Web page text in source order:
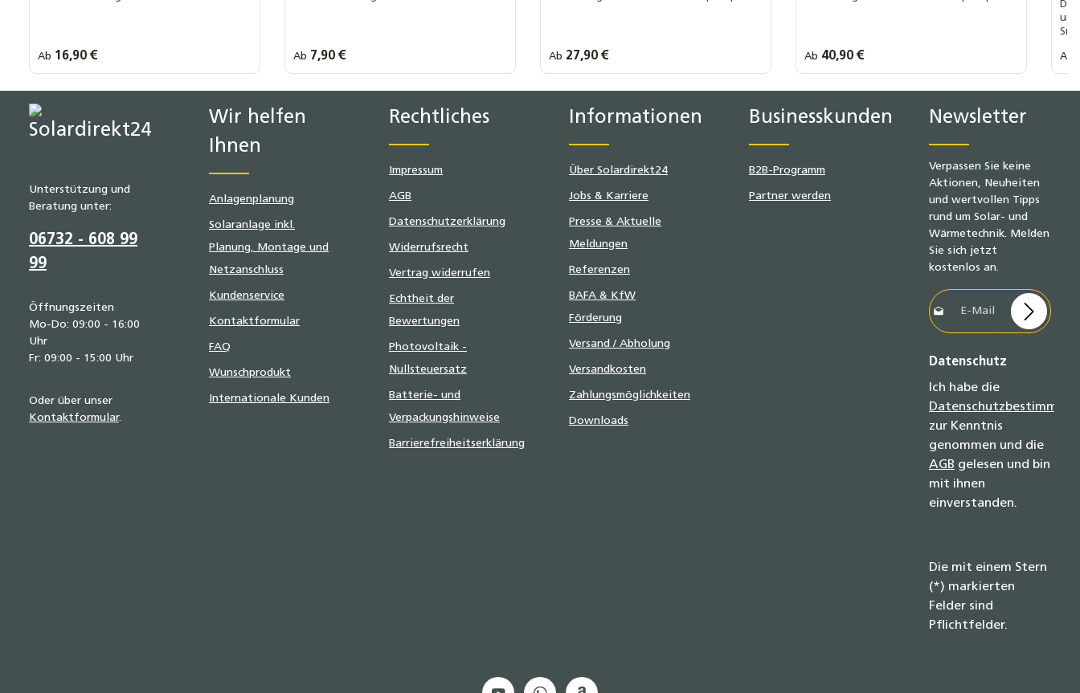
Regulärer Preis:
Ab 16,90 €
Ihre MwSt. Auswahl::
0 % MwSt. nach § 12 Abs. 3 UstG
Regulärer Preis:
Ab 7,90 €
Ihre MwSt. Auswahl::
0 % MwSt. nach § 12 Abs. 3 UstG
Regulärer Preis:
Ab 27,90 €
Ihre MwSt. Auswahl::
0 % MwSt. nach § 12 Abs. 3 UstG
Regulärer Preis:
Ab 40,90 €
Ihre MwSt. Auswahl::
0 % MwSt. nach § 12 Abs. 3 UstG
Ab
Unterstützung und
Beratung unter:
06732 - 608 99
99
Öffnungszeiten
Mo-Do: 09:00 - 16:00
Uhr
Fr: 09:00 - 15:00 Uhr
Oder über unser
Kontaktformular.
Wir helfen
Ihnen
Anlagenplanung
Solaranlage inkl.
Planung, Montage und
Netzanschluss
Kundenservice
Kontaktformular
FAQ
Wunschprodukt
Internationale Kunden
Rechtliches
Impressum
AGB
Datenschutzerklärung
Widerrufsrecht
Vertrag widerrufen
Echtheit der
Bewertungen
Photovoltaik -
Nullsteuersatz
Batterie- und
Verpackungshinweise
Barrierefreiheitserklärung
Informationen
Über Solardirekt24
Jobs & Karriere
Presse & Aktuelle
Meldungen
Referenzen
BAFA & KfW
Förderung
Versand / Abholung
Versandkosten
Zahlungsmöglichkeiten
Downloads
Businesskunden
B2B-Programm
Partner werden
Newsletter
Verpassen Sie keine
Aktionen, Neuheiten
und wertvollen Tipps
rund um Solar- und
Wärmetechnik. Melden
Sie sich jetzt
kostenlos an.
E-Mail-Adresse*
Datenschutz
Ich habe die
zur Kenntnis
genommen und die
AGB gelesen und bin
mit ihnen
einverstanden.
Die mit einem Stern
(*) markierten
Felder sind
Pflichtfelder.